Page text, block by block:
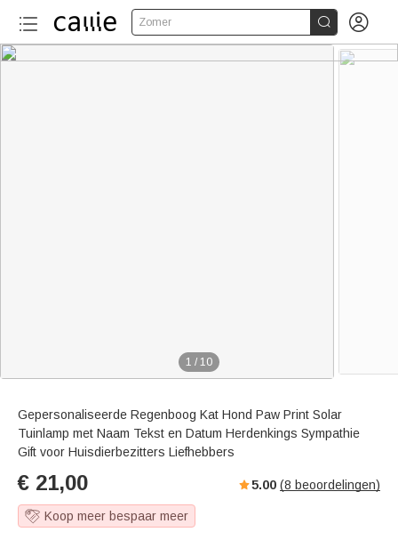
Zomer  
1 / 10
Gepersonaliseerde Regenboog Kat Hond Paw Print Solar
Tuinlamp met Naam Tekst en Datum Herdenkings Sympathie
Gift voor Huisdierbezitters Liefhebbers
€ 21,00 5.00 (8 beoordelingen)
Koop meer bespaar meer